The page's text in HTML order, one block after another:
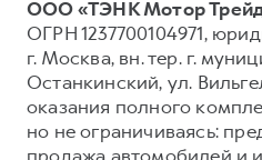
ООО «ТЭНК Мотор
ОГРН 1237700104971,
г. Москва, вн. тер. г.
Останкинский, ул.
оказания полного
но не ограничиваясь: